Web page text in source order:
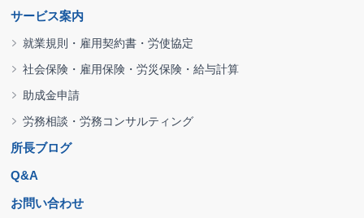
サービス案内
就業規則・雇用契約書・労使協定
社会保険・雇用保険・労災保険・給与計算
助成金申請
労務相談・労務コンサルティング
所長ブログ
Q&A
お問い合わせ